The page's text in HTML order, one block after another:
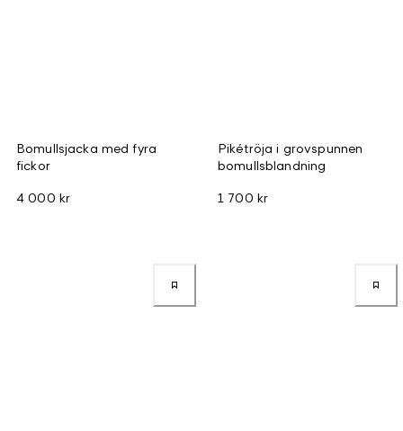
Bomullsjacka med fyra
fickor
4 000 kr
Pikétröja i grovspunnen
bomullsblandning
1 700 kr